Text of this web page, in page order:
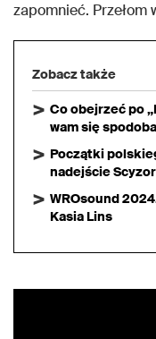
zapomnieć. Przełom
Zobacz także
Co obejrzeć po
wam się
Początki
nadejście
WROsound
Kasia Lins